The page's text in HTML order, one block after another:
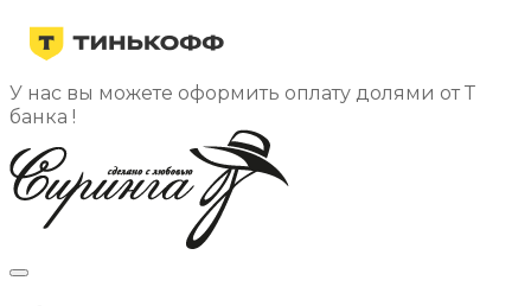
У нас вы можете оформить оплату долями от Т
банка !